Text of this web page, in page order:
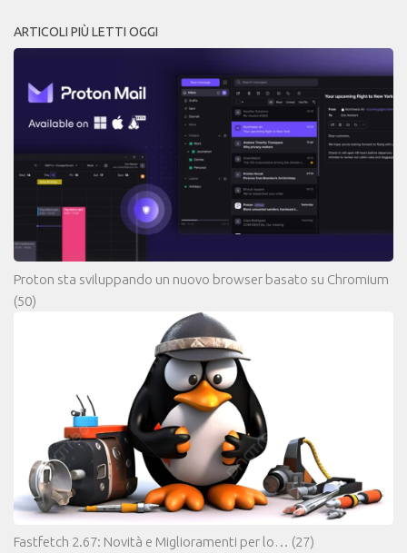
ARTICOLI PIÙ LETTI OGGI
Proton sta sviluppando un nuovo browser basato su Chromium
(50)
Fastfetch 2.67: Novità e Miglioramenti per lo… (27)